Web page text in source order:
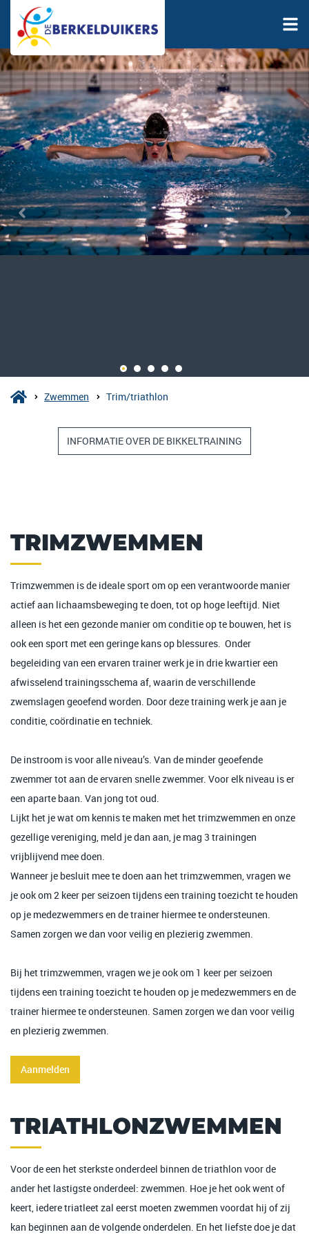
Zwemmen Trim/triathlon
INFORMATIE OVER DE BIKKELTRAINING
TRIMZWEMMEN
Trimzwemmen is de ideale sport om op een verantwoorde manier
actief aan lichaamsbeweging te doen, tot op hoge leeftijd. Niet
alleen is het een gezonde manier om conditie op te bouwen, het is
ook een sport met een geringe kans op blessures. Onder
begeleiding van een ervaren trainer werk je in drie kwartier een
afwisselend trainingsschema af, waarin de verschillende
zwemslagen geoefend worden. Door deze training werk je aan je
conditie, coördinatie en techniek.
De instroom is voor alle niveau’s. Van de minder geoefende
zwemmer tot aan de ervaren snelle zwemmer. Voor elk niveau is er
een aparte baan. Van jong tot oud.
Lijkt het je wat om kennis te maken met het trimzwemmen en onze
gezellige vereniging, meld je dan aan, je mag 3 trainingen
vrijblijvend mee doen.
Wanneer je besluit mee te doen aan het trimzwemmen, vragen we
je ook om 2 keer per seizoen tijdens een training toezicht te houden
op je medezwemmers en de trainer hiermee te ondersteunen.
Samen zorgen we dan voor veilig en plezierig zwemmen.
Bij het trimzwemmen, vragen we je ook om 1 keer per seizoen
tijdens een training toezicht te houden op je medezwemmers en de
trainer hiermee te ondersteunen. Samen zorgen we dan voor veilig
en plezierig zwemmen.
Aanmelden
TRIATHLONZWEMMEN
Voor de een het sterkste onderdeel binnen de triathlon voor de
ander het lastigste onderdeel: zwemmen. Hoe je het ook went of
keert, iedere triatleet zal eerst moeten zwemmen voordat hij of zij
kan beginnen aan de volgende onderdelen. En het liefste doe je dat